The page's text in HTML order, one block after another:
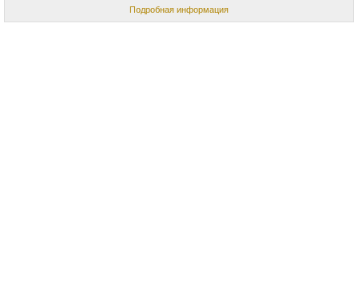
Подробная информация